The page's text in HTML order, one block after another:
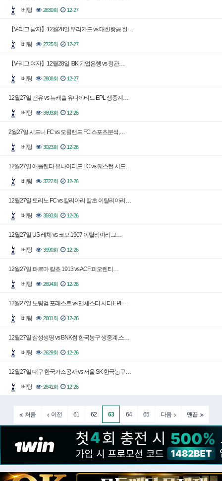
베팅 2830회 12-27
【V-리그 남자】12월28일 우리카드 vs 대한항공 한…
베팅 2725회 12-27
【V-리그 여자】12월28일 IBK 기업은행 vs 정관…
베팅 2808회 12-27
12월27일 맨유 vs 뉴캐슬 유나이티드 EPL 생중계…
베팅 3693회 12-26
2월27일 시드니 FC vs 오클랜드 FC 스포츠분석,…
베팅 3023회 12-26
12월27일 애틀랜타 유나이티드 FC vs 웨스턴 시드…
베팅 3722회 12-26
12월27일 토리노 FC vs 칼리아리 칼초 이탈리아리…
베팅 3593회 12-26
12월27일 US 레체 vs 코모 1907 이탈리아리그…
베팅 3990회 12-26
12월27일 파르마 칼초 1913 vs ACF 피오렌티…
베팅 2694회 12-26
12월27일 노팅엄 포레스트 vs 맨체스터 시티 EPL…
베팅 2801회 12-26
12월27일 삼성생명 vs BNK썸 한국농구 생중계,스…
베팅 2629회 12-26
12월27일 대구 한국가스공사 vs 서울 SK 한국농구…
베팅 2841회 12-26
처음 이전 61 62 63 64 65 다음 맨끝